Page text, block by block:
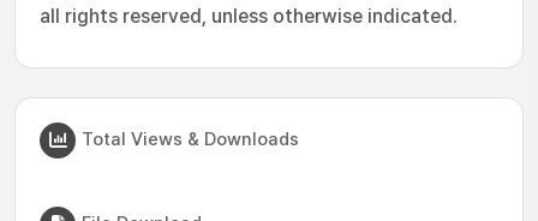
all rights reserved, unless otherwise indicated.
Total Views & Downloads